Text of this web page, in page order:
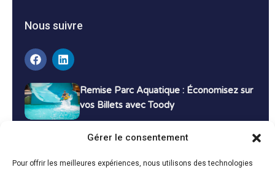
Gérer le consentement
Pour offrir les meilleures expériences, nous utilisons des technologies
Nous suivre
Remise Parc Aquatique : Économisez sur
vos Billets avec Toody
Bons Plans Voyage : Économisez sur vos